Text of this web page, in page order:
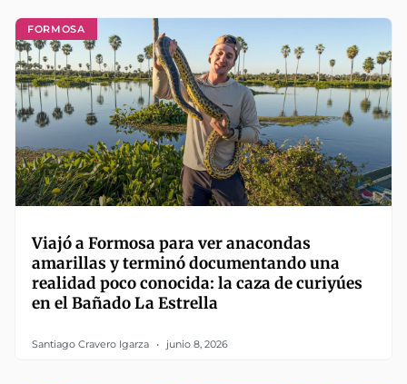
FORMOSA
Viajó a Formosa para ver anacondas
amarillas y terminó documentando una
realidad poco conocida: la caza de curiyúes
en el Bañado La Estrella
Santiago Cravero Igarza junio 8, 2026